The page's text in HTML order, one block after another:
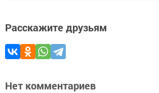
Расскажите друзьям
Нет комментариев